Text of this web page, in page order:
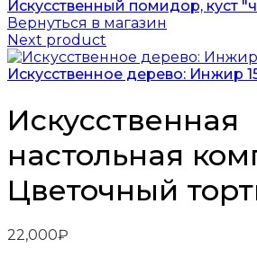
Искусственный помидор, куст
Вернуться в магазин
Next product
Искусственное дерево: Инжир
Искусственная
настольная
Цветочный
22,000₽